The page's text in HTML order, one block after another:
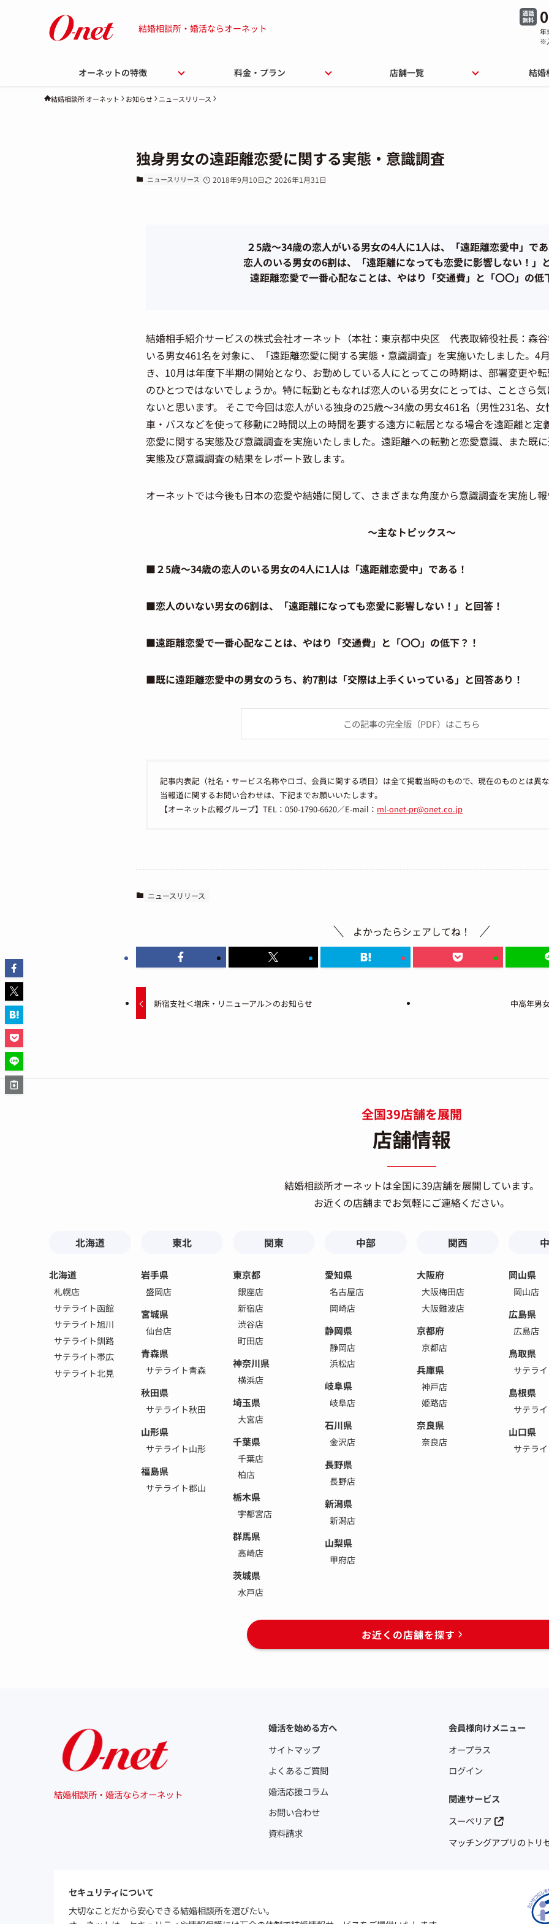
結婚相談所・婚活ならオーネット
年
※
オーネットの特徴 料金・プラン 店舗一覧 結婚
結婚相談所 オーネット お知らせ ニュースリリース
独身男女の遠距離恋愛に関する実態・意識調査
ニュースリリース 2018年9月10日 2026年1月31日
２5歳～34歳の恋人がいる男女の4人に1人は、「遠距離恋愛中」であ
恋人のいる男女の6割は、「遠距離になっても恋愛に影響しない！」
遠距離恋愛で一番心配なことは、やはり「交通費」と「〇〇」の低
結婚相手紹介サービスの株式会社オーネット（本社：東京都中央区 代表取締役社長：森
いる男女461名を対象に、「遠距離恋愛に関する実態・意識調査」を実施いたしました。4
き、10月は年度下半期の開始となり、お勤めしている人にとってこの時期は、部署変更や
のひとつではないでしょうか。特に転勤ともなれば恋人のいる男女にとっては、ことさら
ないと思います。 そこで今回は恋人がいる独身の25歳～34歳の男女461名（男性231名、
車・バスなどを使って移動に2時間以上の時間を要する遠方に転居となる場合を遠距離と定
恋愛に関する実態及び意識調査を実施いたしました。遠距離への転勤と恋愛意識、また既
実態及び意識調査の結果をレポート致します。
オーネットでは今後も日本の恋愛や結婚に関して、さまざまな角度から意識調査を実施し報
～主なトピックス～
■２5歳～34歳の恋人のいる男女の4人に1人は「遠距離恋愛中」である！
■恋人のいない男女の6割は、「遠距離になっても恋愛に影響しない！」と回答！
■遠距離恋愛で一番心配なことは、やはり「交通費」と「〇〇」の低下？！
■既に遠距離恋愛中の男女のうち、約7割は「交際は上手くいっている」と回答あり！
この記事の完全版（PDF）はこちら
記事内表記（社名・サービス名称やロゴ、会員に関する項目）は全て掲載当時のもので、現在のものとは異な
当報道に関するお問い合わせは、下記までお願いいたします。
【オーネット広報グループ】TEL：050-1790-6620／E-mail： ml-onet-pr@onet.co.jp
ニュースリリース
よかったらシェアしてね！
新宿支社＜増床・リニューアル＞のお知らせ 中高年男
全国39店舗を展開
店舗情報
結婚相談所オーネットは全国に39店舗を展開しています。
お近くの店舗までお気軽にご連絡ください。
北海道
北海道
札幌店
サテライト函館
サテライト旭川
サテライト釧路
サテライト帯広
サテライト北見
東北
岩手県
盛岡店
宮城県
仙台店
青森県
サテライト青森
秋田県
サテライト秋田
山形県
サテライト山形
福島県
サテライト郡山
関東
東京都
銀座店
新宿店
渋谷店
町田店
神奈川県
横浜店
埼玉県
大宮店
千葉県
千葉店
柏店
栃木県
宇都宮店
群馬県
高崎店
茨城県
水戸店
中部
愛知県
名古屋店
岡崎店
静岡県
静岡店
浜松店
岐阜県
岐阜店
石川県
金沢店
長野県
長野店
新潟県
新潟店
山梨県
甲府店
関西
大阪府
大阪梅田店
大阪難波店
京都府
京都店
兵庫県
神戸店
姫路店
奈良県
奈良店
岡山県
岡山店
広島県
広島店
鳥取県
サテラ
島根県
サテラ
山口県
サテラ
お近くの店舗を探す
結婚相談所・婚活ならオーネット
婚活を始める方へ
サイトマップ
よくあるご質問
婚活応援コラム
お問い合わせ
資料請求
会員様向けメニュー
オープラス
ログイン
関連サービス
スーペリア
マッチングアプリのトリ
セキュリティについて
大切なことだから安心できる結婚相談所を選びたい。